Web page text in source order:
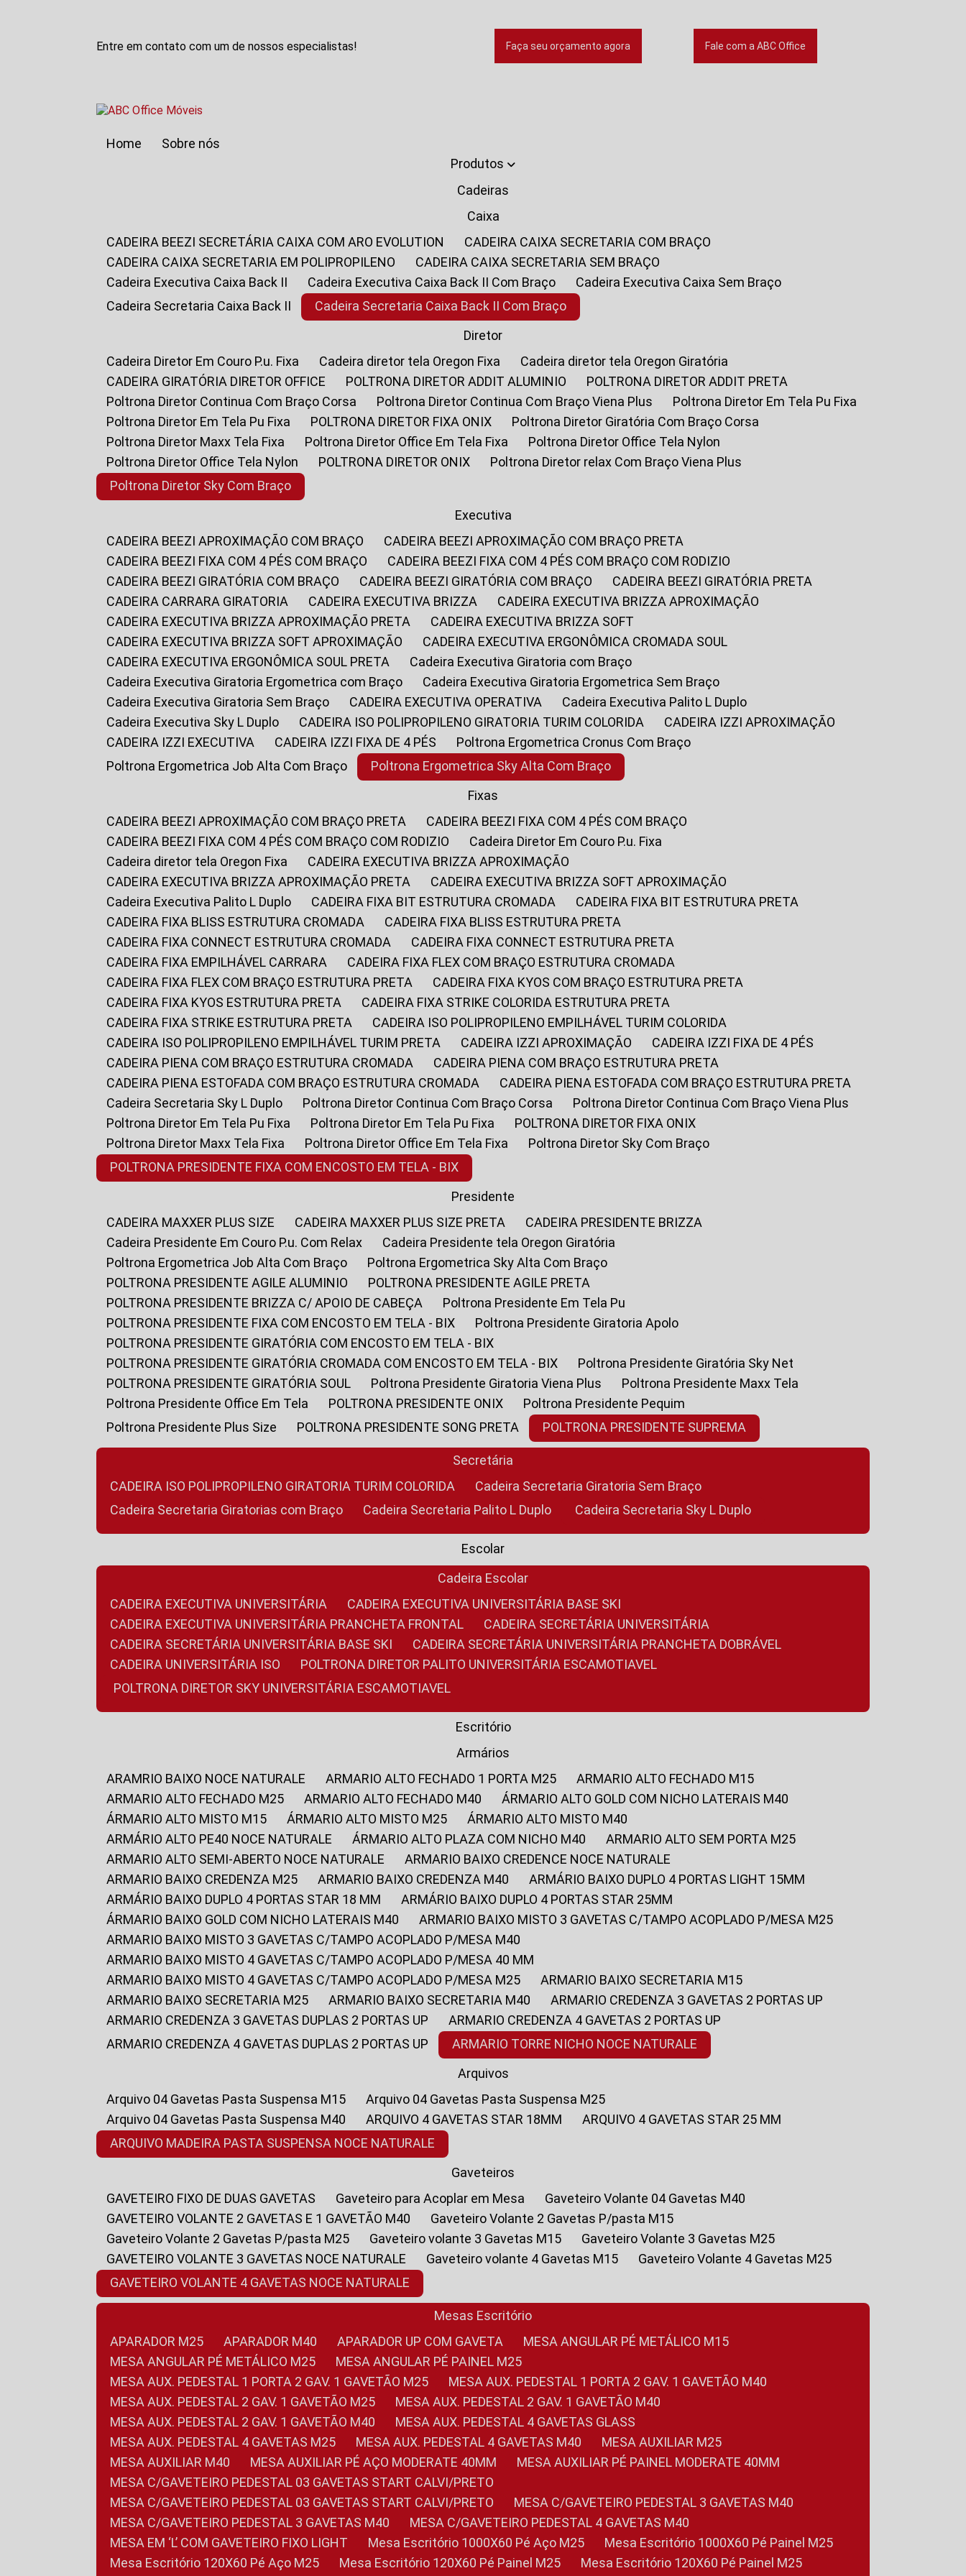
Entre em contato com um de nossos especialistas! Faça seu orçamento agora Fale com a ABC Office
Home
Sobre nós
Produtos
Cadeiras
Caixa
CADEIRA BEEZI SECRETÁRIA CAIXA COM ARO EVOLUTION
CADEIRA CAIXA SECRETARIA COM BRAÇO
CADEIRA CAIXA SECRETARIA EM POLIPROPILENO
CADEIRA CAIXA SECRETARIA SEM BRAÇO
Cadeira Executiva Caixa Back II
Cadeira Executiva Caixa Back II Com Braço
Cadeira Executiva Caixa Sem Braço
Cadeira Secretaria Caixa Back II
Cadeira Secretaria Caixa Back II Com Braço
Diretor
Cadeira Diretor Em Couro P.u. Fixa
Cadeira diretor tela Oregon Fixa
Cadeira diretor tela Oregon Giratória
CADEIRA GIRATÓRIA DIRETOR OFFICE
POLTRONA DIRETOR ADDIT ALUMINIO
POLTRONA DIRETOR ADDIT PRETA
Poltrona Diretor Continua Com Braço Corsa
Poltrona Diretor Continua Com Braço Viena Plus
Poltrona Diretor Em Tela Pu Fixa
Poltrona Diretor Em Tela Pu Fixa
POLTRONA DIRETOR FIXA ONIX
Poltrona Diretor Giratória Com Braço Corsa
Poltrona Diretor Maxx Tela Fixa
Poltrona Diretor Office Em Tela Fixa
Poltrona Diretor Office Tela Nylon
Poltrona Diretor Office Tela Nylon
POLTRONA DIRETOR ONIX
Poltrona Diretor relax Com Braço Viena Plus
Poltrona Diretor Sky Com Braço
Executiva
CADEIRA BEEZI APROXIMAÇÃO COM BRAÇO
CADEIRA BEEZI APROXIMAÇÃO COM BRAÇO PRETA
CADEIRA BEEZI FIXA COM 4 PÉS COM BRAÇO
CADEIRA BEEZI FIXA COM 4 PÉS COM BRAÇO COM RODIZIO
CADEIRA BEEZI GIRATÓRIA COM BRAÇO
CADEIRA BEEZI GIRATÓRIA COM BRAÇO
CADEIRA BEEZI GIRATÓRIA PRETA
CADEIRA CARRARA GIRATORIA
CADEIRA EXECUTIVA BRIZZA
CADEIRA EXECUTIVA BRIZZA APROXIMAÇÃO
CADEIRA EXECUTIVA BRIZZA APROXIMAÇÃO PRETA
CADEIRA EXECUTIVA BRIZZA SOFT
CADEIRA EXECUTIVA BRIZZA SOFT APROXIMAÇÃO
CADEIRA EXECUTIVA ERGONÔMICA CROMADA SOUL
CADEIRA EXECUTIVA ERGONÔMICA SOUL PRETA
Cadeira Executiva Giratoria com Braço
Cadeira Executiva Giratoria Ergometrica com Braço
Cadeira Executiva Giratoria Ergometrica Sem Braço
Cadeira Executiva Giratoria Sem Braço
CADEIRA EXECUTIVA OPERATIVA
Cadeira Executiva Palito L Duplo
Cadeira Executiva Sky L Duplo
CADEIRA ISO POLIPROPILENO GIRATORIA TURIM COLORIDA
CADEIRA IZZI APROXIMAÇÃO
CADEIRA IZZI EXECUTIVA
CADEIRA IZZI FIXA DE 4 PÉS
Poltrona Ergometrica Cronus Com Braço
Poltrona Ergometrica Job Alta Com Braço
Poltrona Ergometrica Sky Alta Com Braço
Fixas
CADEIRA BEEZI APROXIMAÇÃO COM BRAÇO PRETA
CADEIRA BEEZI FIXA COM 4 PÉS COM BRAÇO
CADEIRA BEEZI FIXA COM 4 PÉS COM BRAÇO COM RODIZIO
Cadeira Diretor Em Couro P.u. Fixa
Cadeira diretor tela Oregon Fixa
CADEIRA EXECUTIVA BRIZZA APROXIMAÇÃO
CADEIRA EXECUTIVA BRIZZA APROXIMAÇÃO PRETA
CADEIRA EXECUTIVA BRIZZA SOFT APROXIMAÇÃO
Cadeira Executiva Palito L Duplo
CADEIRA FIXA BIT ESTRUTURA CROMADA
CADEIRA FIXA BIT ESTRUTURA PRETA
CADEIRA FIXA BLISS ESTRUTURA CROMADA
CADEIRA FIXA BLISS ESTRUTURA PRETA
CADEIRA FIXA CONNECT ESTRUTURA CROMADA
CADEIRA FIXA CONNECT ESTRUTURA PRETA
CADEIRA FIXA EMPILHÁVEL CARRARA
CADEIRA FIXA FLEX COM BRAÇO ESTRUTURA CROMADA
CADEIRA FIXA FLEX COM BRAÇO ESTRUTURA PRETA
CADEIRA FIXA KYOS COM BRAÇO ESTRUTURA PRETA
CADEIRA FIXA KYOS ESTRUTURA PRETA
CADEIRA FIXA STRIKE COLORIDA ESTRUTURA PRETA
CADEIRA FIXA STRIKE ESTRUTURA PRETA
CADEIRA ISO POLIPROPILENO EMPILHÁVEL TURIM COLORIDA
CADEIRA ISO POLIPROPILENO EMPILHÁVEL TURIM PRETA
CADEIRA IZZI APROXIMAÇÃO
CADEIRA IZZI FIXA DE 4 PÉS
CADEIRA PIENA COM BRAÇO ESTRUTURA CROMADA
CADEIRA PIENA COM BRAÇO ESTRUTURA PRETA
CADEIRA PIENA ESTOFADA COM BRAÇO ESTRUTURA CROMADA
CADEIRA PIENA ESTOFADA COM BRAÇO ESTRUTURA PRETA
Cadeira Secretaria Sky L Duplo
Poltrona Diretor Continua Com Braço Corsa
Poltrona Diretor Continua Com Braço Viena Plus
Poltrona Diretor Em Tela Pu Fixa
Poltrona Diretor Em Tela Pu Fixa
POLTRONA DIRETOR FIXA ONIX
Poltrona Diretor Maxx Tela Fixa
Poltrona Diretor Office Em Tela Fixa
Poltrona Diretor Sky Com Braço
POLTRONA PRESIDENTE FIXA COM ENCOSTO EM TELA - BIX
Presidente
CADEIRA MAXXER PLUS SIZE
CADEIRA MAXXER PLUS SIZE PRETA
CADEIRA PRESIDENTE BRIZZA
Cadeira Presidente Em Couro P.u. Com Relax
Cadeira Presidente tela Oregon Giratória
Poltrona Ergometrica Job Alta Com Braço
Poltrona Ergometrica Sky Alta Com Braço
POLTRONA PRESIDENTE AGILE ALUMINIO
POLTRONA PRESIDENTE AGILE PRETA
POLTRONA PRESIDENTE BRIZZA C/ APOIO DE CABEÇA
Poltrona Presidente Em Tela Pu
POLTRONA PRESIDENTE FIXA COM ENCOSTO EM TELA - BIX
Poltrona Presidente Giratoria Apolo
POLTRONA PRESIDENTE GIRATÓRIA COM ENCOSTO EM TELA - BIX
POLTRONA PRESIDENTE GIRATÓRIA CROMADA COM ENCOSTO EM TELA - BIX
Poltrona Presidente Giratória Sky Net
POLTRONA PRESIDENTE GIRATÓRIA SOUL
Poltrona Presidente Giratoria Viena Plus
Poltrona Presidente Maxx Tela
Poltrona Presidente Office Em Tela
POLTRONA PRESIDENTE ONIX
Poltrona Presidente Pequim
Poltrona Presidente Plus Size
POLTRONA PRESIDENTE SONG PRETA POLTRONA PRESIDENTE SUPREMA
Secretária
CADEIRA ISO POLIPROPILENO GIRATORIA TURIM COLORIDA
Cadeira Secretaria Giratoria Sem Braço
Cadeira Secretaria Giratorias com Braço
Cadeira Secretaria Palito L Duplo Cadeira Secretaria Sky L Duplo
Escolar
Cadeira Escolar
CADEIRA EXECUTIVA UNIVERSITÁRIA
CADEIRA EXECUTIVA UNIVERSITÁRIA BASE SKI
CADEIRA EXECUTIVA UNIVERSITÁRIA PRANCHETA FRONTAL
CADEIRA SECRETÁRIA UNIVERSITÁRIA
CADEIRA SECRETÁRIA UNIVERSITÁRIA BASE SKI
CADEIRA SECRETÁRIA UNIVERSITÁRIA PRANCHETA DOBRÁVEL
CADEIRA UNIVERSITÁRIA ISO
POLTRONA DIRETOR PALITO UNIVERSITÁRIA ESCAMOTIAVEL
POLTRONA DIRETOR SKY UNIVERSITÁRIA ESCAMOTIAVEL
Escritório
Armários
ARAMRIO BAIXO NOCE NATURALE
ARMARIO ALTO FECHADO 1 PORTA M25
ARMARIO ALTO FECHADO M15
ARMARIO ALTO FECHADO M25
ARMARIO ALTO FECHADO M40
ÁRMARIO ALTO GOLD COM NICHO LATERAIS M40
ÁRMARIO ALTO MISTO M15
ÁRMARIO ALTO MISTO M25
ÁRMARIO ALTO MISTO M40
ARMÁRIO ALTO PE40 NOCE NATURALE
ÁRMARIO ALTO PLAZA COM NICHO M40
ARMARIO ALTO SEM PORTA M25
ARMARIO ALTO SEMI-ABERTO NOCE NATURALE
ARMARIO BAIXO CREDENCE NOCE NATURALE
ARMARIO BAIXO CREDENZA M25
ARMARIO BAIXO CREDENZA M40
ARMÁRIO BAIXO DUPLO 4 PORTAS LIGHT 15MM
ARMÁRIO BAIXO DUPLO 4 PORTAS STAR 18 MM
ARMÁRIO BAIXO DUPLO 4 PORTAS STAR 25MM
ÁRMARIO BAIXO GOLD COM NICHO LATERAIS M40
ARMARIO BAIXO MISTO 3 GAVETAS C/TAMPO ACOPLADO P/MESA M25
ARMARIO BAIXO MISTO 3 GAVETAS C/TAMPO ACOPLADO P/MESA M40
ARMARIO BAIXO MISTO 4 GAVETAS C/TAMPO ACOPLADO P/MESA 40 MM
ARMARIO BAIXO MISTO 4 GAVETAS C/TAMPO ACOPLADO P/MESA M25
ARMARIO BAIXO SECRETARIA M15
ARMARIO BAIXO SECRETARIA M25
ARMARIO BAIXO SECRETARIA M40
ARMARIO CREDENZA 3 GAVETAS 2 PORTAS UP
ARMARIO CREDENZA 3 GAVETAS DUPLAS 2 PORTAS UP
ARMARIO CREDENZA 4 GAVETAS 2 PORTAS UP
ARMARIO CREDENZA 4 GAVETAS DUPLAS 2 PORTAS UP
ARMARIO TORRE NICHO NOCE NATURALE
Arquivos
Arquivo 04 Gavetas Pasta Suspensa M15
Arquivo 04 Gavetas Pasta Suspensa M25
Arquivo 04 Gavetas Pasta Suspensa M40
ARQUIVO 4 GAVETAS STAR 18MM
ARQUIVO 4 GAVETAS STAR 25 MM
ARQUIVO MADEIRA PASTA SUSPENSA NOCE NATURALE
Gaveteiros
GAVETEIRO FIXO DE DUAS GAVETAS
Gaveteiro para Acoplar em Mesa
Gaveteiro Volante 04 Gavetas M40
GAVETEIRO VOLANTE 2 GAVETAS E 1 GAVETÃO M40
Gaveteiro Volante 2 Gavetas P/pasta M15
Gaveteiro Volante 2 Gavetas P/pasta M25
Gaveteiro volante 3 Gavetas M15
Gaveteiro Volante 3 Gavetas M25
GAVETEIRO VOLANTE 3 GAVETAS NOCE NATURALE
Gaveteiro volante 4 Gavetas M15
Gaveteiro Volante 4 Gavetas M25
GAVETEIRO VOLANTE 4 GAVETAS NOCE NATURALE
Mesas Escritório
APARADOR M25
APARADOR M40 APARADOR UP COM GAVETA
MESA ANGULAR PÉ METÁLICO M15
MESA ANGULAR PÉ METÁLICO M25
MESA ANGULAR PÉ PAINEL M25
MESA AUX. PEDESTAL 1 PORTA 2 GAV. 1 GAVETÃO M25
MESA AUX. PEDESTAL 1 PORTA 2 GAV. 1 GAVETÃO M40
MESA AUX. PEDESTAL 2 GAV. 1 GAVETÃO M25
MESA AUX. PEDESTAL 2 GAV. 1 GAVETÃO M40
MESA AUX. PEDESTAL 2 GAV. 1 GAVETÃO M40
MESA AUX. PEDESTAL 4 GAVETAS GLASS
MESA AUX. PEDESTAL 4 GAVETAS M25
MESA AUX. PEDESTAL 4 GAVETAS M40
MESA AUXILIAR M25
MESA AUXILIAR M40
MESA AUXILIAR PÉ AÇO MODERATE 40MM
MESA AUXILIAR PÉ PAINEL MODERATE 40MM
MESA C/GAVETEIRO PEDESTAL 03 GAVETAS START CALVI/PRETO
MESA C/GAVETEIRO PEDESTAL 03 GAVETAS START CALVI/PRETO
MESA C/GAVETEIRO PEDESTAL 3 GAVETAS M40
MESA C/GAVETEIRO PEDESTAL 3 GAVETAS M40
MESA C/GAVETEIRO PEDESTAL 4 GAVETAS M40
MESA EM ‘L’ COM GAVETEIRO FIXO LIGHT
Mesa Escritório 1000X60 Pé Aço M25
Mesa Escritório 1000X60 Pé Painel M25
Mesa Escritório 120X60 Pé Aço M25
Mesa Escritório 120X60 Pé Painel M25
Mesa Escritório 120X60 Pé Painel M25